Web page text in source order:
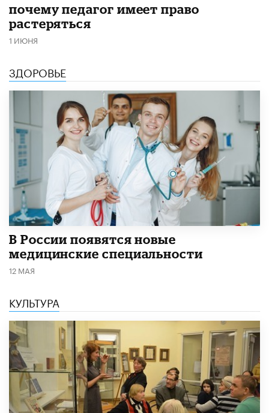
почему педагог имеет право
растеряться
1 ИЮНЯ
ЗДОРОВЬЕ
В России появятся новые
медицинские специальности
12 МАЯ
КУЛЬТУРА